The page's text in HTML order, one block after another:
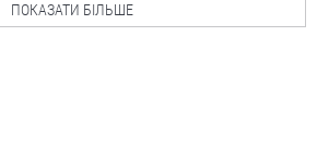
ПОКАЗАТИ БІЛЬШЕ